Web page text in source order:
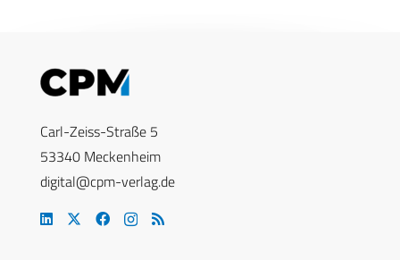
Carl-Zeiss-Straße 5
53340 Meckenheim
digital@cpm-verlag.de